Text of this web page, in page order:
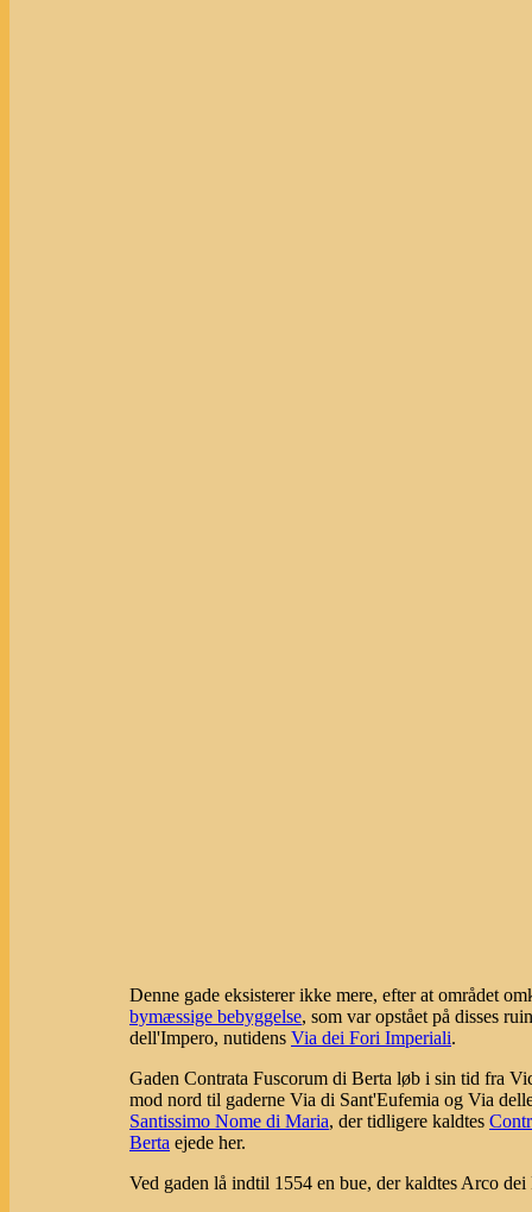
Denne gade eksisterer ikke mere, efter at området
bymæssige bebyggelse, som var opstået på disses
dell'Impero, nutidens Via dei Fori Imperiali.
Gaden Contrata Fuscorum di Berta løb i sin tid fra
mod nord til gaderne Via di Sant'Eufemia og Via
Santissimo Nome di Maria, der tidligere kaldtes
Berta ejede her.
Ved gaden lå indtil 1554 en bue, der kaldtes Arco